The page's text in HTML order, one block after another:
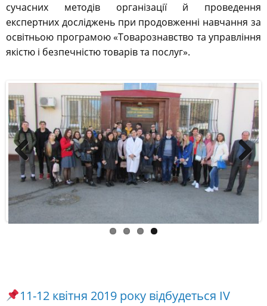
сучасних методів організації й проведення
експертних досліджень при продовженні навчання за
освітньою програмою «Товарознавство та управління
якістю і безпечністю товарів та послуг».
Previous Next
11-12 квітня 2019 року відбудеться ІV